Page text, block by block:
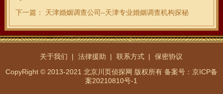
下一篇：
天津婚姻调查公司–天津专业婚姻调查机构探秘
关于我们 法律援助 联系方式
保密协议
CopyRight © 2013-2021 北京川页侦探网 版权所有 备案号：京ICP备
案20210810号-1